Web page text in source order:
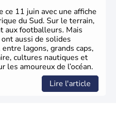
ce 11 juin avec une affiche
du Sud. Sur le terrain,
aux footballeurs. Mais
aussi de solides
lagons, grands caps,
cultures nautiques et
amoureux de l’océan.
Lire l'article